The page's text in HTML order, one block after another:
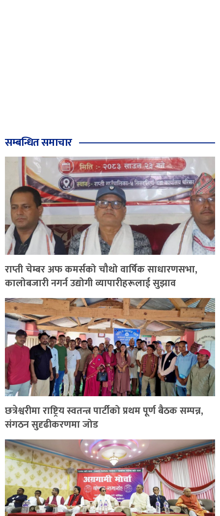
सम्बन्धित समाचार
राप्ती चेम्बर अफ कमर्सको चौथो वार्षिक साधारणसभा,
कालोबजारी नगर्न उद्योगी व्यापारीहरूलाई सुझाव
छत्रेश्वरीमा राष्ट्रिय स्वतन्त्र पार्टीको प्रथम पूर्ण बैठक सम्पन्न,
संगठन सुदृढीकरणमा जोड